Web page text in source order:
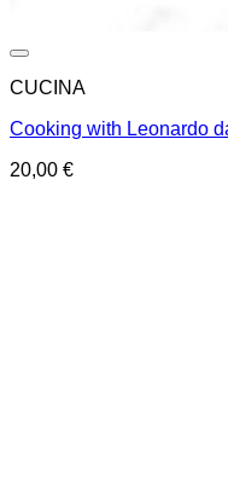
CUCINA
Cooking with Leonardo
20,00 €